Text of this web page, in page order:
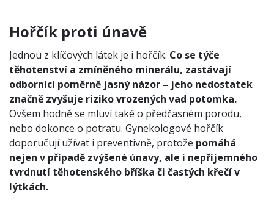
Hořčík proti únavě
Jednou z klíčových látek je i hořčík. Co se týče
těhotenství a zmíněného minerálu, zastávají
odborníci poměrně jasný názor – jeho nedostatek
značně zvyšuje riziko vrozených vad potomka.
Ovšem hodně se mluví také o předčasném porodu,
nebo dokonce o potratu. Gynekologové hořčík
doporučují užívat i preventivně, protože pomáhá
nejen v případě zvýšené únavy, ale i nepříjemného
tvrdnutí těhotenského bříška či častých křečí v
lýtkách.